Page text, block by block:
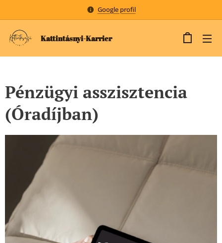
Google profil
Kattintásnyi-Karrier
Pénzügyi asszisztencia
(Óradíjban)